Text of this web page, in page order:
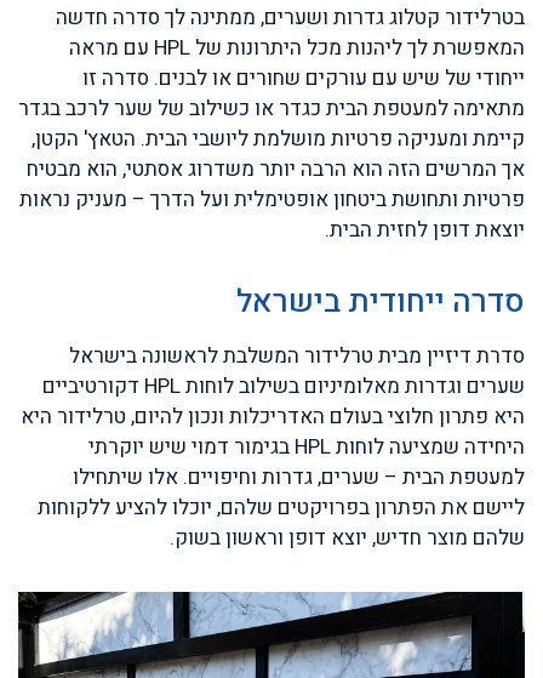
בטרלידור קטלוג גדרות ושערים, ממתינה לך סדרה חדשה
המאפשרת לך ליהנות מכל היתרונות של HPL עם מראה
ייחודי של שיש עם עורקים שחורים או לבנים. סדרה זו
מתאימה למעטפת הבית כגדר או כשילוב של שער לרכב בגדר
קיימת ומעניקה פרטיות מושלמת ליושבי הבית. הטאץ' הקטן,
אך המרשים הזה הוא הרבה יותר משדרוג אסתטי, הוא מבטיח
פרטיות ותחושת ביטחון אופטימלית ועל הדרך – מעניק נראות
יוצאת דופן לחזית הבית.
סדרה ייחודית בישראל
סדרת דיזיין מבית טרלידור המשלבת לראשונה בישראל
שערים וגדרות מאלומיניום בשילוב לוחות HPL דקורטיביים
היא פתרון חלוצי בעולם האדריכלות ונכון להיום, טרלידור היא
היחידה שמציעה לוחות HPL בגימור דמוי שיש יוקרתי
למעטפת הבית – שערים, גדרות וחיפויים. אלו שיתחילו
ליישם את הפתרון בפרויקטים שלהם, יוכלו להציע ללקוחות
שלהם מוצר חדיש, יוצא דופן וראשון בשוק.